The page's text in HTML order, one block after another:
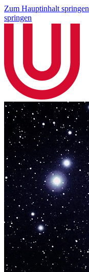
Zum Hauptinhalt springen
springen